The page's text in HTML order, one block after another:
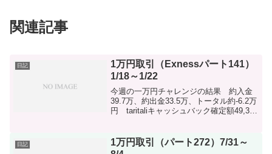
関連記事
日記
1万円取引（Exnessパート141）
1/18～1/22
今週の一万円チャレンジの結果 約入金
39.7万、約出金33.5万、トータル約-6.2万
円 taritaliキャッシュバック確定額49,380
きます！！もう1か月く...
日記
1万円取引（パート272）7/31～